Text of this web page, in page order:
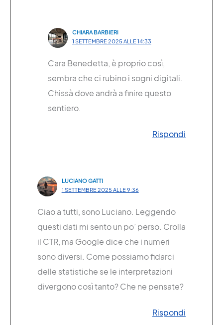
CHIARA BARBIERI
1 SETTEMBRE 2025 ALLE 14:33
Cara Benedetta, è proprio così,
sembra che ci rubino i sogni digitali.
Chissà dove andrà a finire questo
sentiero.
Rispondi
LUCIANO GATTI
1 SETTEMBRE 2025 ALLE 9:36
Ciao a tutti, sono Luciano. Leggendo
questi dati mi sento un po’ perso. Crolla
il CTR, ma Google dice che i numeri
sono diversi. Come possiamo fidarci
delle statistiche se le interpretazioni
divergono così tanto? Che ne pensate?
Rispondi